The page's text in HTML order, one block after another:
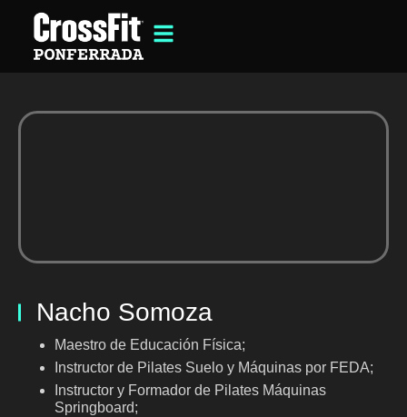
Nacho Somoza
Maestro de Educación Física;
Instructor de Pilates Suelo y Máquinas por FEDA;
Instructor y Formador de Pilates Máquinas
Springboard;